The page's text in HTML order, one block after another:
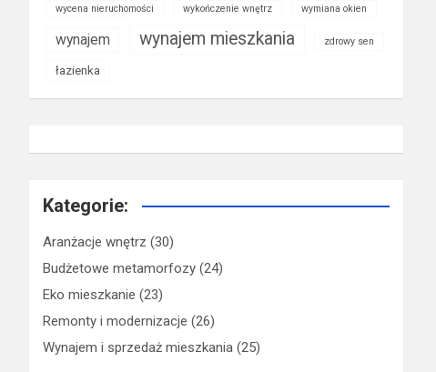
wycena nieruchomości wykończenie wnętrz wymiana okien
wynajem wynajem mieszkania zdrowy sen
łazienka
Kategorie:
Aranżacje wnętrz (30)
Budżetowe metamorfozy (24)
Eko mieszkanie (23)
Remonty i modernizacje (26)
Wynajem i sprzedaż mieszkania (25)